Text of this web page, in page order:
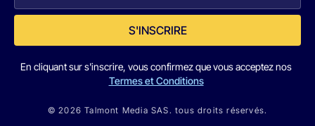
S'INSCRIRE
En cliquant sur s'inscrire, vous confirmez que vous acceptez nos
Termes et Conditions
© 2026 Talmont Media SAS. tous droits réservés.